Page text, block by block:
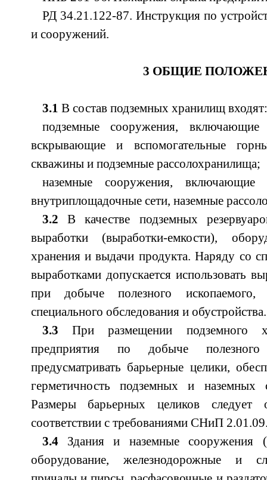
РД 34.21.122-87. Инструкция по
и сооружений.
3 ОБЩИЕ
3.1 В состав подземных хранилищ входят:
подземные сооружения, включающие
вскрывающие и вспомогательные
скважины и подземные рассолохранилища;
наземные сооружения,
внутриплощадочные сети, наземные
3.2 В качестве подземных
выработки (выработки-емкости),
хранения и выдачи продукта. Наряду со
выработками допускается использовать
при добыче полезного
специального обследования и обустройства.
3.3 При размещении подземного
предприятия по добыче полезного
предусматривать барьерные целики,
герметичность подземных и наземных
Размеры барьерных целиков следует
соответствии с требованиями СНиП
3.4Здания и наземные сооружения
оборудование, железнодорожные и